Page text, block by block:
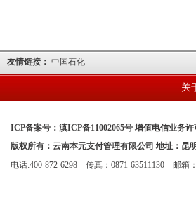
友情链接： 中国石化
关
ICP备案号：滇ICP备11002065号 增值电信业务许
版权所有：云南本元支付管理有限公司 地址：
电话:400-872-6298 传真：0871-63511130 邮箱